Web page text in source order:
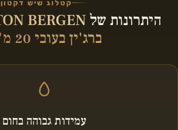
קטלוג שיש דקטון
היתרונות של
ברג'ין בעובי 20 מ"מ
עמידות גבוהה בחום